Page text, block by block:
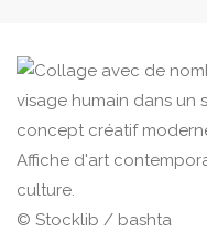
© Stocklib / bashta